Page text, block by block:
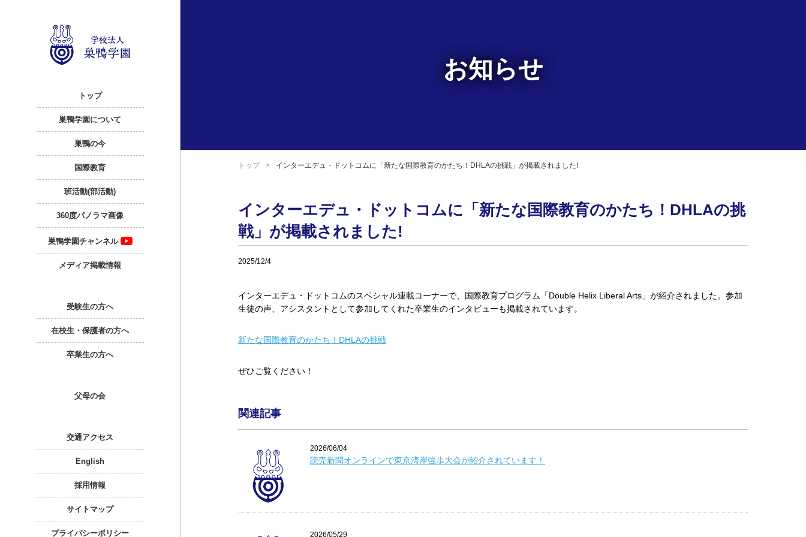
トップ
巣鴨学園について
巣鴨の今
国際教育
班活動(部活動)
360度パノラマ画像
巣鴨学園チャンネル
メディア掲載情報
受験生の方へ
在校生・保護者の方へ
卒業生の方へ
父母の会
交通アクセス
English
採用情報
サイトマップ
プライバシーポリシー
お知らせ
トップ インターエデュ・ドットコムに「新たな国際教育のかたち！DHLAの挑戦」が掲載されました!
インターエデュ・ドットコムに「新たな国際教育のかたち！DHLAの挑
戦」が掲載されました!
2025/12/4
インターエデュ・ドットコムのスペシャル連載コーナーで、国際教育プログラム「Double Helix Liberal Arts」が紹介されました。参加
生徒の声、アシスタントとして参加してくれた卒業生のインタビューも掲載されています。
新たな国際教育のかたち！DHLAの挑戦
ぜひご覧ください！
関連記事
2026/06/04
読売新聞オンラインで東京湾岸強歩大会が紹介されています！
2026/05/29